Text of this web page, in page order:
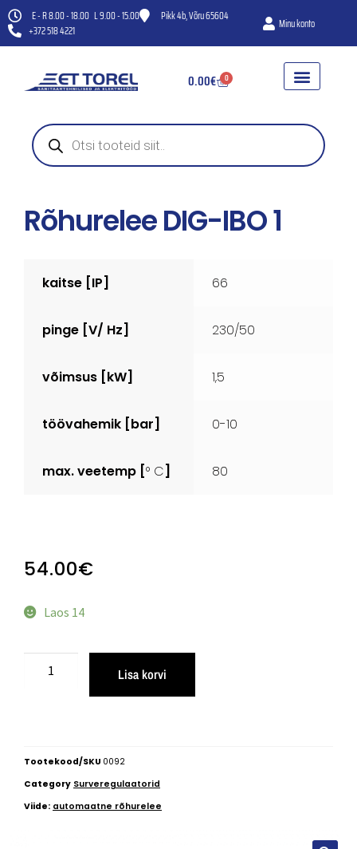
E - R 8.00 - 18.00 L 9.00 - 15.00
Pikk 4b, Võru 65604
+372 518 4221
Minu konto
0.00€ 0
Rõhurelee DIG-IBO 1
kaitse [IP] 66
pinge [V/ Hz] 230/50
võimsus [kW] 1,5
töövahemik [bar] 0-10
max. veetemp [° C] 80
54.00€
Laos 14
Lisa korvi
Tootekood/SKU 0092
Category Surveregulaatorid
Viide: automaatne rõhurelee